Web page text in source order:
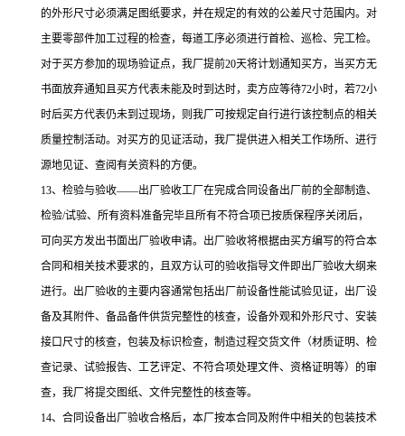
的外形尺寸必须满足图纸要求，并在规定的有效的公差尺寸范围内。对
主要零部件加工过程的检查，每道工序必须进行首检、巡检、完工检。
对于买方参加的现场验证点，我厂提前20天将计划通知买方，当买方无
书面放弃通知且买方代表未能及时到达时，卖方应等待72小时，若72小
时后买方代表仍未到过现场，则我厂可按规定自行进行该控制点的相关
质量控制活动。对买方的见证活动，我厂提供进入相关工作场所、进行
源地见证、查阅有关资料的方便。
13、检验与验收——出厂验收工厂在完成合同设备出厂前的全部制造、
检验/试验、所有资料准备完毕且所有不符合项已按质保程序关闭后，
可向买方发出书面出厂验收申请。出厂验收将根据由买方编写的符合本
合同和相关技术要求的，且双方认可的验收指导文件即出厂验收大纲来
进行。出厂验收的主要内容通常包括出厂前设备性能试验见证，出厂设
备及其附件、备品备件供货完整性的核查，设备外观和外形尺寸、安装
接口尺寸的核查，包装及标识检查，制造过程交货文件（材质证明、检
查记录、试验报告、工艺评定、不符合项处理文件、资格证明等）的审
查，我厂将提交图纸、文件完整性的核查等。
14、合同设备出厂验收合格后，本厂按本合同及附件中相关的包装技术